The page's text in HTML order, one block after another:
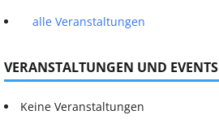
alle Veranstaltungen
VERANSTALTUNGEN UND EVENTS
Keine Veranstaltungen